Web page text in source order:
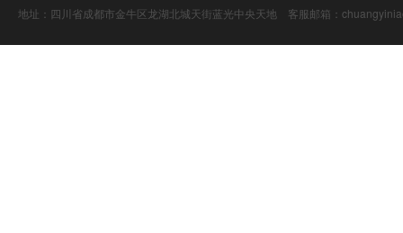
地址：四川省成都市金牛区龙湖北城天街蓝光中央天地 客服邮箱：